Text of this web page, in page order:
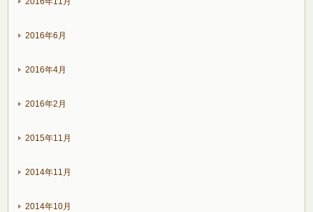
2016年6月
2016年4月
2016年2月
2015年11月
2014年11月
2014年10月